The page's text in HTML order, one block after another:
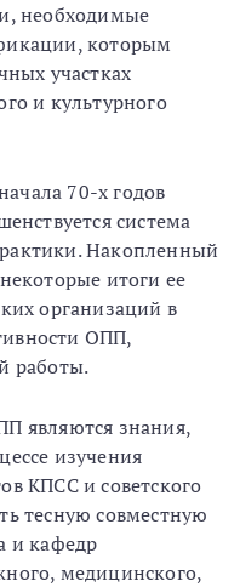
необходимые
которым
участках
и культурного
70-х годов
система
Накопленный
итоги ее
организаций в
ОПП,
работы.
являются знания,
изучения
КПСС и советского
тесную совместную
и кафедр
медицинского,